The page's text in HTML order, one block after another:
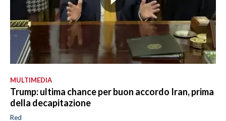
MULTIMEDIA
Trump: ultima chance per buon accordo Iran, prima
della decapitazione
Red